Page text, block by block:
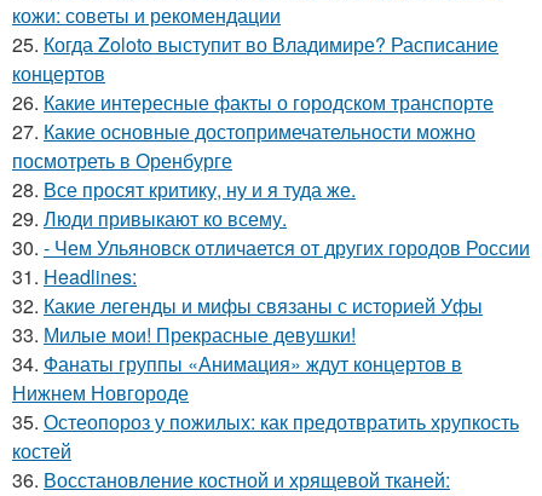
кожи: советы и рекомендации
25. Когда Zoloto выступит во Владимире? Расписание
концертов
26. Какие интересные факты о городском транспорте
27. Какие основные достопримечательности можно
посмотреть в Оренбурге
28. Все просят критику, ну и я туда же.
29. Люди привыкают ко всему.
30. - Чем Ульяновск отличается от других городов России
31. Headlines:
32. Какие легенды и мифы связаны с историей Уфы
33. Милые мои! Прекрасные девушки!
34. Фанаты группы «Анимация» ждут концертов в
Нижнем Новгороде
35. Остеопороз у пожилых: как предотвратить хрупкость
костей
36. Восстановление костной и хрящевой тканей: